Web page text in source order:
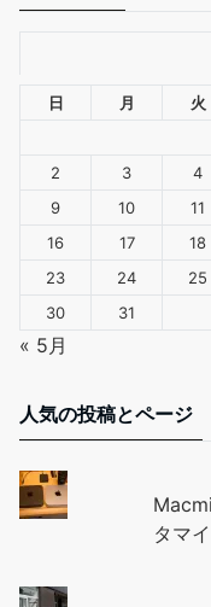
日 月 火
2
3 4
9
10 11
16
17 18
23
24 25
30
31
« 5月
人気の投稿とページ
タマ